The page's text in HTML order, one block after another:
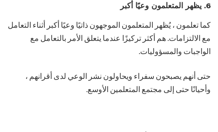
6. يظهر المتعلمون وعيًا أكبر
كما تعلمون ، يُظهر المتعلمون الموجهون ذاتيًا وعيًا أكبر أثناء التعامل
مع الالتزامات. هم أكثر تركيزًا عندما يتعلق الأمر بالتعامل مع
الواجبات والمسؤوليات.
حتى أنهم يصبحون سفراء ويحاولون نشر الوعي لدى أقرانهم ،
وأحيانًا حتى إلى مجتمع المتعلمين الأوسع.